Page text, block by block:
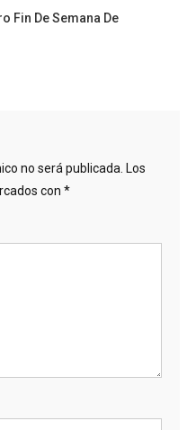
Fin De Semana De
no será publicada. Los
con *